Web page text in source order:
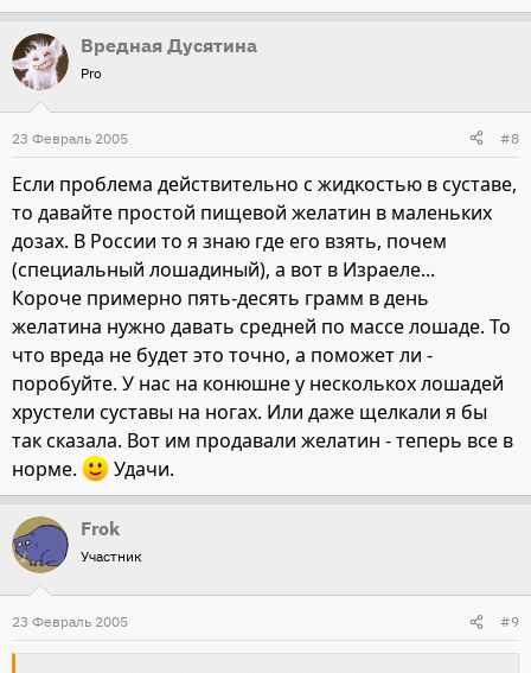
Вредная Дусятина
Pro
23 Февраль 2005 #8
Если проблема действительно с жидкостью в суставе,
то давайте простой пищевой желатин в маленьких
дозах. В России то я знаю где его взять, почем
(специальный лошадиный), а вот в Израеле...
Короче примерно пять-десять грамм в день
желатина нужно давать средней по массе лошаде. То
что вреда не будет это точно, а поможет ли -
поробуйте. У нас на конюшне у несколькох лошадей
хрустели суставы на ногах. Или даже щелкали я бы
так сказала. Вот им продавали желатин - теперь все в
норме.
Удачи.
Frok
Участник
23 Февраль 2005 #9